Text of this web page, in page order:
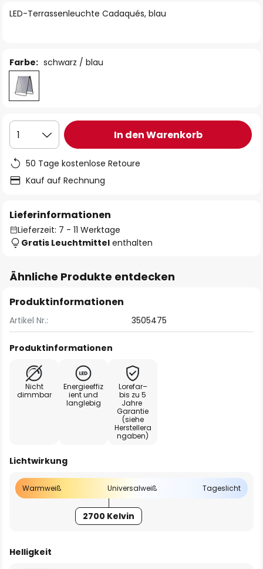
LED-Terrassenleuchte Cadaqués, blau
Farbe: schwarz / blau
1 In den Warenkorb
50 Tage kostenlose Retoure
Kauf auf Rechnung
Lieferinformationen
Lieferzeit: 7 - 11 Werktage
Gratis Leuchtmittel enthalten
Ähnliche Produkte entdecken
Produktinformationen
Artikel Nr.: 3505475
Produktinformationen
Nicht
dimmbar
Energieeffiz
ient und
langlebig
Lorefar–
bis zu 5
Jahre
Garantie
(siehe
Herstellera
ngaben)
Lichtwirkung
Warmweiß Universalweiß Tageslicht
2700 Kelvin
Helligkeit